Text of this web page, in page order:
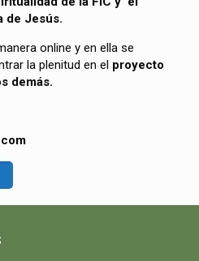
de Jesús.
online y en ella se
la plenitud en el proyecto
demás.